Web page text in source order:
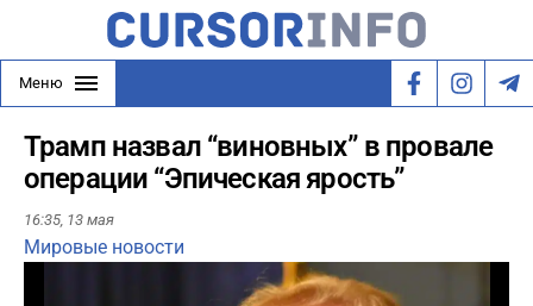
Меню
Трамп назвал “виновных” в провале
операции “Эпическая ярость”
16:35, 13 мая
Мировые новости